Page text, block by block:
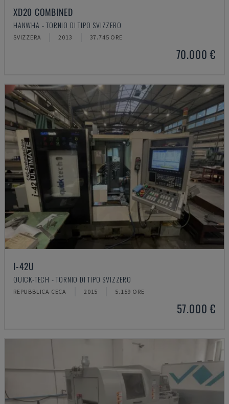
XD20 COMBINED
HANWHA - TORNIO DI TIPO SVIZZERO
SVIZZERA 2013 37.745 ORE
70.000 €
I-42U
QUICK-TECH - TORNIO DI TIPO SVIZZERO
REPUBBLICA CECA 2015 5.159 ORE
57.000 €